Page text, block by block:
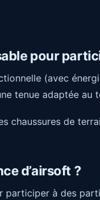
pour
(avec
tenue adaptée au
chaussures de
d’airsoft ?
participer à des